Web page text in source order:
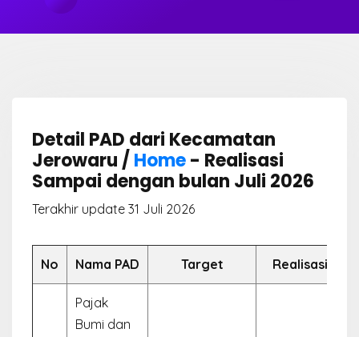
Detail PAD dari Kecamatan
Jerowaru / Home- Realisasi
Sampai dengan bulan Juli 2026
Terakhir update 31 Juli 2026
No Nama PAD Target Realisasi
Pajak
Bumi dan